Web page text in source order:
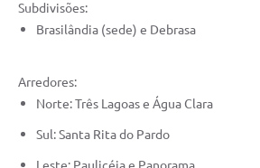
Subdivisões:
Brasilândia (sede) e Debrasa
Arredores:
Norte: Três Lagoas e Água Clara
Sul: Santa Rita do Pardo